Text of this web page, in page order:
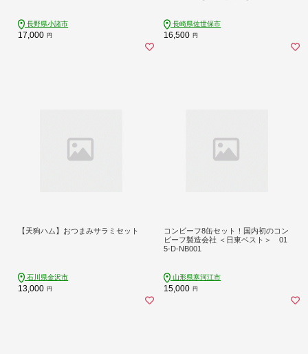
長野県小諸市
17,000 円
プ Horolly
長崎県佐世保市
16,500 円
【天狗ハム】おつまみサラミセット
石川県金沢市
13,000 円
コンビーフ8缶セット！国内初のコン
ビーフ製造会社 ＜日東ベスト＞ 01
5-D-NB001
山形県寒河江市
15,000 円